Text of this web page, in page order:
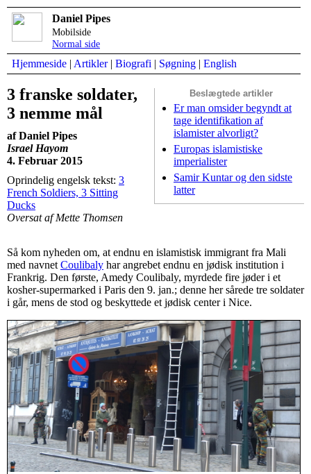
Daniel Pipes
Mobilside
Normal side
Hjemmeside | Artikler| Biografi | Søgning | English
Beslægtede artikler
Er man omsider begyndt at
tage identifikation af
islamister alvorligt?
Europas islamistiske
imperialister
Samir Kuntar og den sidste
latter
3 franske soldater,
3 nemme mål
af Daniel Pipes
Israel Hayom
4. Februar 2015
Oprindelig engelsk tekst: 3
French Soldiers, 3 Sitting
Ducks
Oversat af Mette Thomsen
Så kom nyheden om, at endnu en islamistisk immigrant fra Mali
med navnet Coulibaly har angrebet endnu en jødisk institution i
Frankrig. Den første, Amedy Coulibaly, myrdede fire jøder i et
kosher-supermarked i Paris den 9. jan.; denne her sårede tre soldater
i går, mens de stod og beskyttede et jødisk center i Nice.